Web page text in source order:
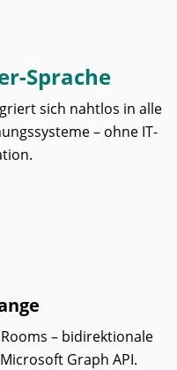
Sprache
sich nahtlos in alle
– ohne IT-
– bidirektionale
Graph API.